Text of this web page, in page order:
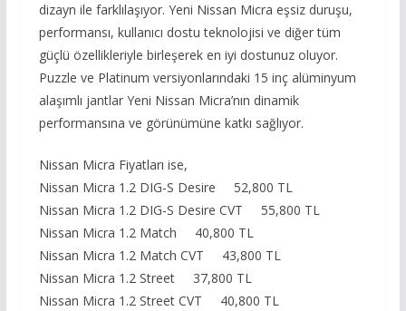
dizayn ile farklılaşıyor. Yeni Nissan Micra eşsiz duruşu,
performansı, kullanıcı dostu teknolojisi ve diğer tüm
güçlü özellikleriyle birleşerek en iyi dostunuz oluyor.
Puzzle ve Platinum versiyonlarındaki 15 inç alüminyum
alaşımlı jantlar Yeni Nissan Micra’nın dinamik
performansına ve görünümüne katkı sağlıyor.
Nissan Micra Fiyatları ise,
Nissan Micra 1.2 DIG-S Desire 52,800 TL
Nissan Micra 1.2 DIG-S Desire CVT 55,800 TL
Nissan Micra 1.2 Match 40,800 TL
Nissan Micra 1.2 Match CVT 43,800 TL
Nissan Micra 1.2 Street 37,800 TL
Nissan Micra 1.2 Street CVT 40,800 TL